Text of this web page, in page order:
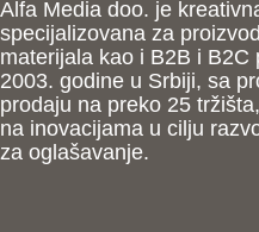
Alfa Media doo. je
specijalizovana za
materijala kao i B2B i B2C
2003. godine u Srbiji, sa
prodaju na preko 25
na inovacijama u cilju
za oglašavanje.